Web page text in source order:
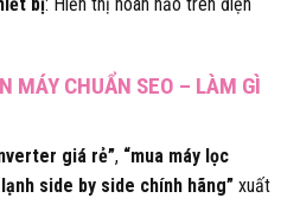
MÁY CHUẨN SEO – LÀM GÌ
giá rẻ”, “mua máy lọc
side by side chính hãng” xuất